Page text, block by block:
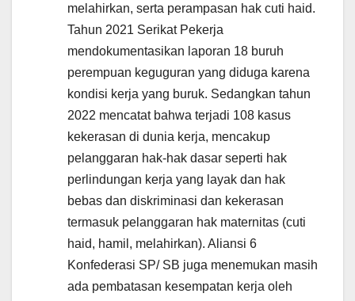
melahirkan, serta perampasan hak cuti haid.
Tahun 2021 Serikat Pekerja
mendokumentasikan laporan 18 buruh
perempuan keguguran yang diduga karena
kondisi kerja yang buruk. Sedangkan tahun
2022 mencatat bahwa terjadi 108 kasus
kekerasan di dunia kerja, mencakup
pelanggaran hak-hak dasar seperti hak
perlindungan kerja yang layak dan hak
bebas dan diskriminasi dan kekerasan
termasuk pelanggaran hak maternitas (cuti
haid, hamil, melahirkan). Aliansi 6
Konfederasi SP/ SB juga menemukan masih
ada pembatasan kesempatan kerja oleh